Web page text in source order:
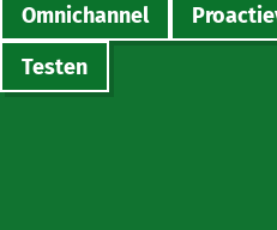
Omnichannel
Testen